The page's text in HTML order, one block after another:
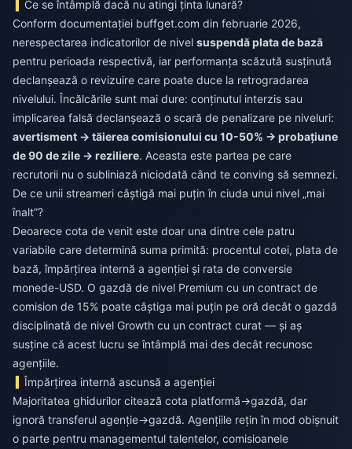
Ce se întâmplă dacă nu atingi ținta lunară?
Conform documentației buffget.com din februarie 2026,
nerespectarea indicatorilor de nivel suspendă plata de bază
pentru perioada respectivă, iar performanța scăzută susținută
declanșează o revizuire care poate duce la retrogradarea
nivelului. Încălcările sunt mai dure: conținutul interzis sau
implicarea falsă declanșează o scară de penalizare pe niveluri:
avertisment → tăierea comisionului cu 10-50% → probațiune
de 90 de zile → reziliere. Aceasta este partea pe care
recrutorii nu o subliniază niciodată când te conving să semnezi.
De ce unii streameri câștigă mai puțin în ciuda unui nivel „mai
înalt”?
Deoarece cota de venit este doar una dintre cele patru
variabile care determină suma primită: procentul cotei, plata de
bază, împărțirea internă a agenției și rata de conversie
monede-USD. O gazdă de nivel Premium cu un contract de
comision de 15% poate câștiga mai puțin pe oră decât o gazdă
disciplinată de nivel Growth cu un contract curat — și aș
susține că acest lucru se întâmplă mai des decât recunosc
agențiile.
Împărțirea internă ascunsă a agenției
Majoritatea ghidurilor citează cota platformă→gazdă, dar
ignoră transferul agenție→gazdă. Agențiile rețin în mod obișnuit
o parte pentru managementul talentelor, comisioanele